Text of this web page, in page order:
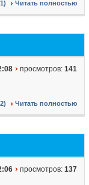
Читать полностью
просмотров: 141
Читать полностью
просмотров: 137